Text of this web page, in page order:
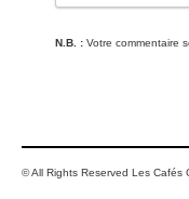
N.B. : Votre commentaire
© All Rights Reserved Les Cafés